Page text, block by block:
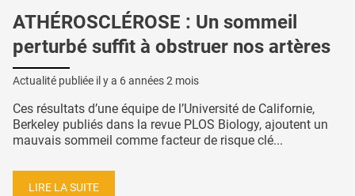
ATHÉROSCLÉROSE : Un sommeil
perturbé suffit à obstruer nos artères
Actualité publiée il y a 6 années 2 mois
Ces résultats d’une équipe de l’Université de Californie,
Berkeley publiés dans la revue PLOS Biology, ajoutent un
mauvais sommeil comme facteur de risque clé...
LIRE LA SUITE